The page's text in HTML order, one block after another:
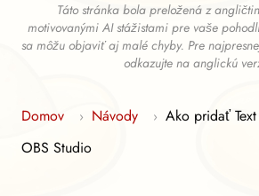
Táto stránka bola preložená z
motivovanými AI stážistami pre vaše
sa môžu objaviť aj malé chyby. Pre
odkazujte na anglickú
Domov › Návody › Ako pridať
OBS Studio